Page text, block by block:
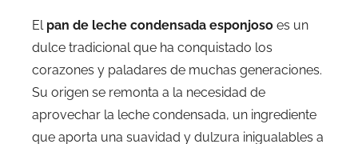
El pan de leche condensada esponjoso es un
dulce tradicional que ha conquistado los
corazones y paladares de muchas generaciones.
Su origen se remonta a la necesidad de
aprovechar la leche condensada, un ingrediente
que aporta una suavidad y dulzura inigualables a